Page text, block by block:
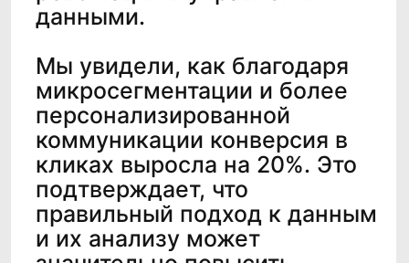
Наименование организации
ответственностью «Клевер Дата»
(ООО «Клевер Дата»)
ИНН, ОГРН
7717787659, 1147746715709
Основной код ОКВЭД,
вид деятельности в области ИТ
62.01 «Разработка компьютерного
программного обеспечения, 1.01, 2.01
Адрес места нахождения
организации
129075, г. Москва, Мурманский проезд,
д.14, корп.1, этаж 4, пом. литера А,